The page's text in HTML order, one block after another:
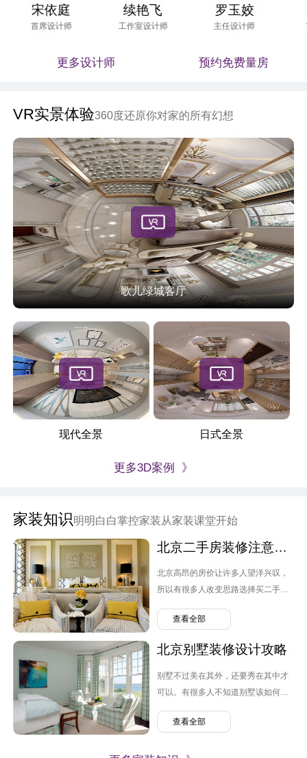
宋依庭
首席设计师
续艳飞
工作室设计师
罗玉姣
主任设计师
更多设计师 预约免费量房
VR实景体验360度还原你对家的所有幻想
歌儿绿城客厅
现代全景 日式全景
更多3D案例 》
家装知识明明白白掌控家装从家装课堂开始
北京二手房装修注意要点
北京高昂的房价让许多人望洋兴叹，
所以有很多人改变思路选择买二手
修设计可能并不是自己喜欢的风格，
二手房装修需要注意哪几点呢？
查看全部
北京别墅装修设计攻略
别墅不过美在其外，还要秀在其中才
可以。有很多人不知道别墅该如何装
修设计需要注意什么呢？有哪些问题
查看全部